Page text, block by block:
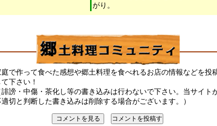
がり。
庭で作って食べた感想や郷土料理を食べれるお店の情報などを投
下さい！
誹謗・中傷・茶化し等の書き込みは行わないで下さい。当サイト
適切と判断した書き込みは削除する場合がございます。）